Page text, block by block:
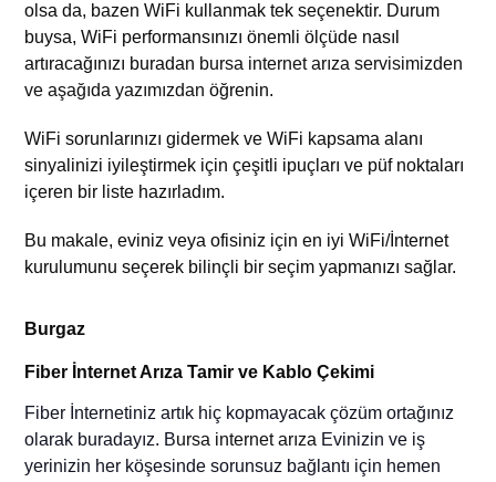
olsa da, bazen WiFi kullanmak tek seçenektir. Durum
buysa, WiFi performansınızı önemli ölçüde nasıl
artıracağınızı buradan bursa internet arıza servisimizden
ve aşağıda yazımızdan öğrenin.
WiFi sorunlarınızı gidermek ve WiFi kapsama alanı
sinyalinizi iyileştirmek için çeşitli ipuçları ve püf noktaları
içeren bir liste hazırladım.
Bu makale, eviniz veya ofisiniz için en iyi WiFi/İnternet
kurulumunu seçerek bilinçli bir seçim yapmanızı sağlar.
Burgaz
Fiber İnternet Arıza Tamir ve Kablo Çekimi
Fiber İnternetiniz artık hiç kopmayacak çözüm ortağınız
olarak buradayız. Bursa internet arıza Evinizinve iş
yerinizin her köşesinde sorunsuz bağlantı için hemen